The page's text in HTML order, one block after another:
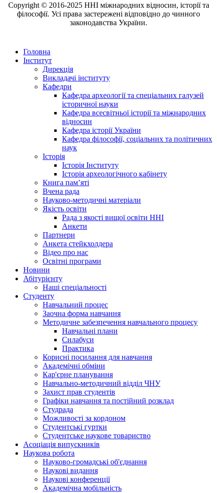
Copyright © 2016-2025 ННІ міжнародних відносин, історії та
філософії. Усі права застережені відповідно до чинного
законодавства України.
Головна
Інститут
Дирекція
Викладачі інституту
Кафедри
Кафедра археології та спеціальних галузей
історичної науки
Кафедра всесвітньої історії та міжнародних
відносин
Кафедра історії України
Кафедра філософії, соціальних та політичних
наук
Історія
Історія Інституту
Історія археологічного кабінету
Книга памʼяті
Вчена рада
Науково-методичні матеріали
Якість освіти
Рада з якості вищої освіти ННІ
Анкети
Партнери
Анкета стейкхолдера
Відео про нас
Освітні програми
Hовини
Абітурієнту
Наші спеціальності
Студенту
Навчальний процес
Заочна форма навчання
Методичне забезпечення навчального процесу
Навчальні плани
Силабуси
Практика
Корисні посилання для навчання
Академічні обміни
Кар'єрне планування
Навчально-методичний відділ ЧНУ
Захист прав студентів
Графіки навчання та постійний розклад
Студрада
Можливості за кордоном
Студентські гуртки
Студентське наукове товариство
Асоціація випускників
Наукова робота
Науково-громадські об'єднання
Наукові видання
Наукові конференції
Академічна мобільність